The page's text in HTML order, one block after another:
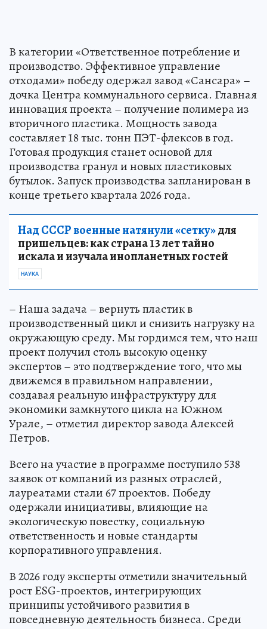
В категории «Ответственное потребление и
производство. Эффективное управление
отходами» победу одержал завод «Сансара» –
дочка Центра коммунального сервиса. Главная
инновация проекта – получение полимера из
вторичного пластика. Мощность завода
составляет 18 тыс. тонн ПЭТ-флексов в год.
Готовая продукция станет основой для
производства гранул и новых пластиковых
бутылок. Запуск производства запланирован в
конце третьего квартала 2026 года.
Над СССР военные натянули «сетку»для
пришельцев: как страна 13 лет тайно
искала и изучала инопланетных гостей
НАУКА
– Наша задача – вернуть пластик в
производственный цикл и снизить нагрузку на
окружающую среду. Мы гордимся тем, что наш
проект получил столь высокую оценку
экспертов – это подтверждение того, что мы
движемся в правильном направлении,
создавая реальную инфраструктуру для
экономики замкнутого цикла на Южном
Урале, – отметил директор завода Алексей
Петров.
Всего на участие в программе поступило 538
заявок от компаний из разных отраслей,
лауреатами стали 67 проектов. Победу
одержали инициативы, влияющие на
экологическую повестку, социальную
ответственность и новые стандарты
корпоративного управления.
В 2026 году эксперты отметили значительный
рост ESG-проектов, интегрирующих
принципы устойчивого развития в
повседневную деятельность бизнеса. Среди